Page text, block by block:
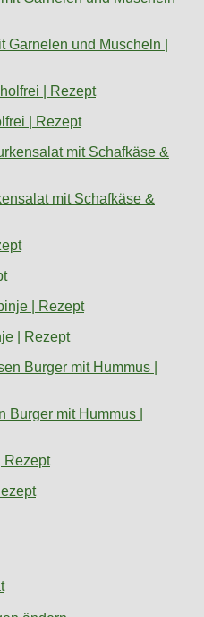
Garnelen und Muscheln |
| Rezept
mit Schafkäse &
| Rezept
Burger mit Hummus |